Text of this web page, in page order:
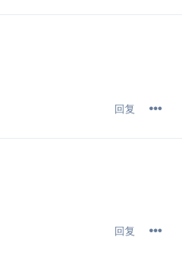
回复
回复